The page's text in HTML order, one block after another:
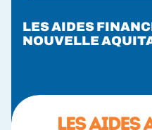
LES AIDES
NOUVELLE